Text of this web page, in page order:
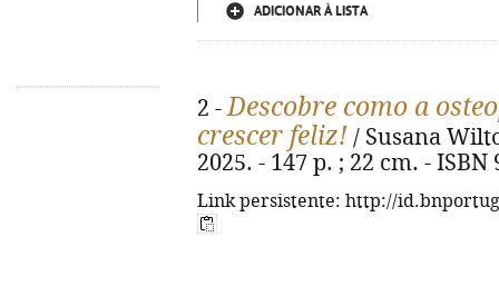
ADICIONAR À LISTA
2 -Descobre como a
crescer feliz! / Susana
2025. - 147 p. ; 22 cm. - ISBN
Link persistente: http://